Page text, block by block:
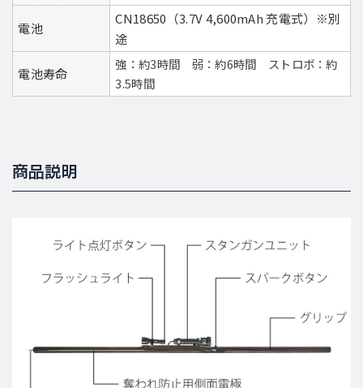
電池
CN18650（3.7V 4,600mAh 充電式）※別
途
電池寿命
強：約3時間 弱：約6時間 ストロボ：約
3.5時間
商品説明